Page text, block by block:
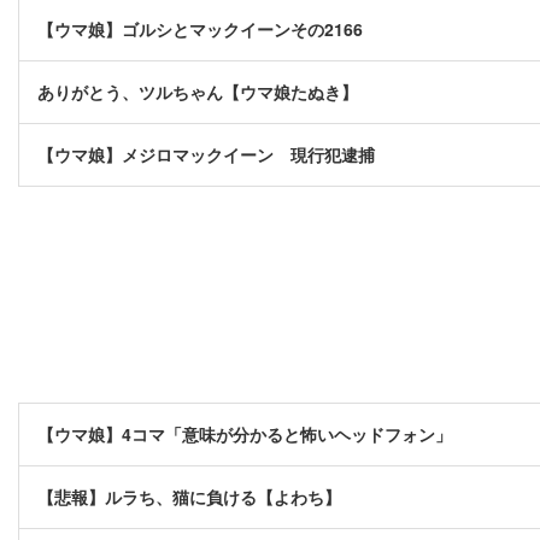
【ウマ娘】ゴルシとマックイーンその2166
ありがとう、ツルちゃん【ウマ娘たぬき】
【ウマ娘】メジロマックイーン 現行犯逮捕
【ウマ娘】4コマ「意味が分かると怖いヘッドフォン」
【悲報】ルラち、猫に負ける【よわち】